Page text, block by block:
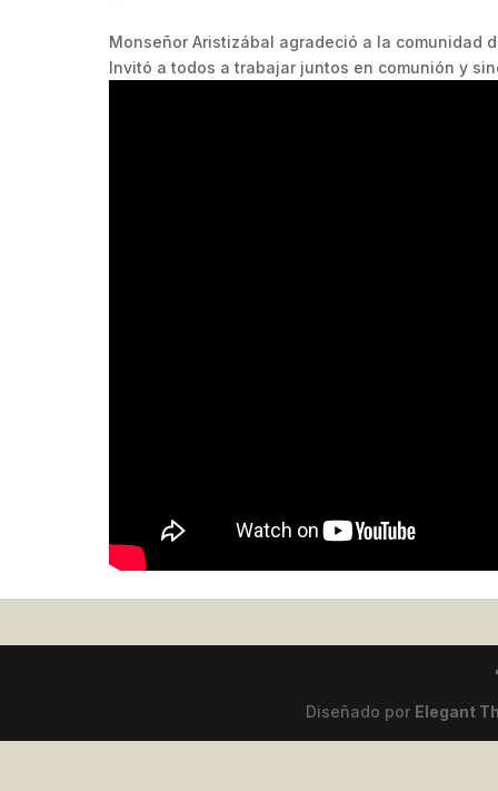
Monseñor Aristizábal agradeció a la comunidad
Invitó a todos a trabajar juntos en comunión y
Diseñado por Elegant